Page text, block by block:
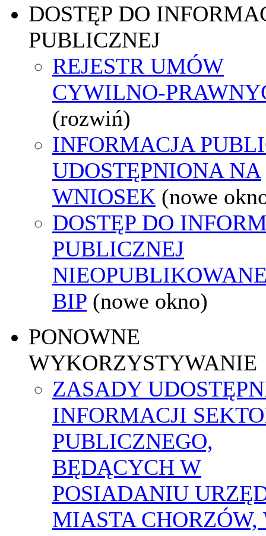
DOSTĘP DO
PUBLICZNEJ
REJESTR UMÓW
CYWILNO-
(rozwiń)
INFORMACJA
UDOSTĘPNIONA NA
WNIOSEK (nowe
DOSTĘP DO
PUBLICZNEJ
BIP (nowe okno)
PONOWNE
WYKORZYSTYWANIE
ZASADY
INFORMACJI
PUBLICZNEGO,
BĘDĄCYCH W
POSIADANIU
MIASTA CHORZÓW,